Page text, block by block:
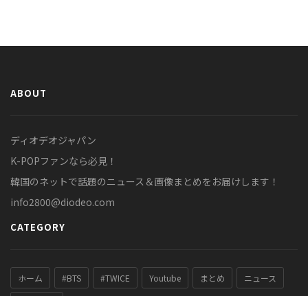
ABOUT
ディオデオジャパン
K-POPファンなら必見！
韓国のネットで話題のニュース＆画像まとめをお届けします！
info2800@diodeo.com
CATEGORY
ホーム #BTS #TWICE Youtube まとめ ニュース